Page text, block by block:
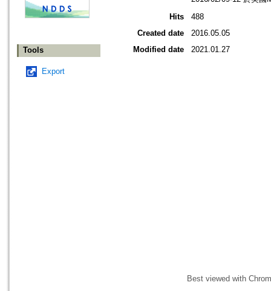
Tools
Export
Hits
488
Created date
2016.05.05
Modified date
2021.01.27
Best viewed with